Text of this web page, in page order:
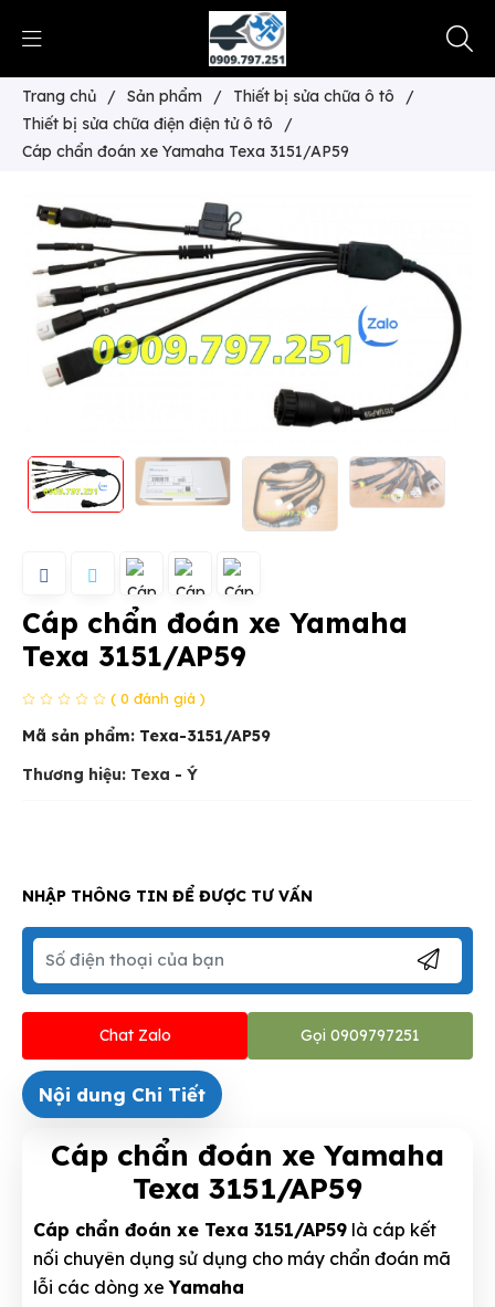
Trang chủ / Sản phẩm / Thiết bị sửa chữa ô tô
/
Thiết bị sửa chữa điện điện tử ô tô
/
Cáp chẩn đoán xe Yamaha Texa 3151/AP59
Cáp chẩn đoán xe Yamaha
Texa 3151/AP59
( 0 đánh giá )
Mã sản phẩm: Texa-3151/AP59
Thương hiệu: Texa - Ý
NHẬP THÔNG TIN ĐỂ ĐƯỢC TƯ VẤN
Chat Zalo Gọi 0909797251
Nội dung Chi Tiết
Cáp chẩn đoán xe Yamaha
Texa 3151/AP59
Cáp chẩn đoán xe Texa 3151/AP59 là cáp kết
nối chuyên dụng sử dụng cho máy chẩn đoán mã
lỗi các dòng xeYamaha